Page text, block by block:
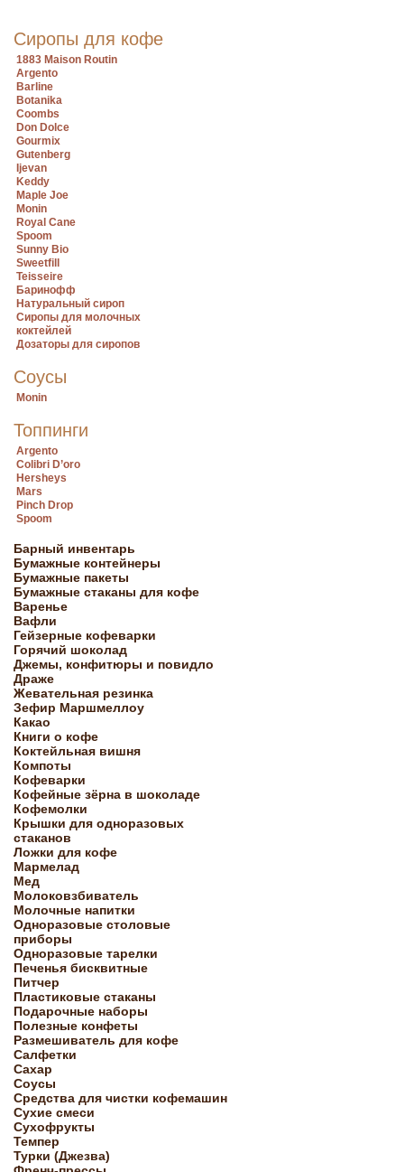
Сиропы для кофе
1883 Maison Routin
Argento
Barline
Botanika
Coombs
Don Dolce
Gourmix
Gutenberg
Ijevan
Keddy
Maple Joe
Monin
Royal Cane
Spoom
Sunny Bio
Sweetfill
Teisseire
Баринофф
Натуральный сироп
Сиропы для молочных
коктейлей
Дозаторы для сиропов
Соусы
Monin
Топпинги
Argento
Colibri D’oro
Hersheys
Mars
Pinch Drop
Spoom
Барный инвентарь
Бумажные контейнеры
Бумажные пакеты
Бумажные стаканы для кофе
Варенье
Вафли
Гейзерные кофеварки
Горячий шоколад
Джемы, конфитюры и повидло
Драже
Жевательная резинка
Зефир Маршмеллоу
Какао
Книги о кофе
Коктейльная вишня
Компоты
Кофеварки
Кофейные зёрна в шоколаде
Кофемолки
Крышки для одноразовых
стаканов
Ложки для кофе
Мармелад
Мед
Молоковзбиватель
Молочные напитки
Одноразовые столовые
приборы
Одноразовые тарелки
Печенья бисквитные
Питчер
Пластиковые стаканы
Подарочные наборы
Полезные конфеты
Размешиватель для кофе
Салфетки
Сахар
Соусы
Средства для чистки кофемашин
Сухие смеси
Сухофрукты
Темпер
Турки (Джезва)